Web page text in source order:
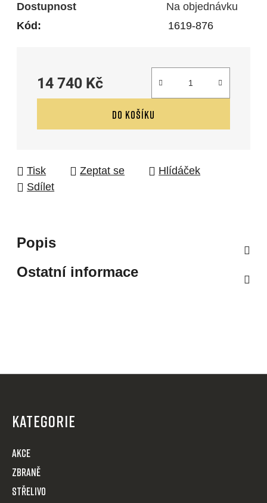
Dostupnost
Na objednávku
Kód:
1619-876
14 740 Kč
Měrná cena:
DO KOŠÍKU
Tisk Zeptat se
Hlídáček
Sdílet
Popis
Ostatní informace
KATEGORIE
AKCE
Zbraně
Střelivo